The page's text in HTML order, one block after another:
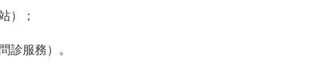
）；
診服務）。